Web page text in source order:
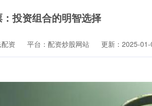
投资组合的明智选择
资 平台：配资炒股网站 更新：2025-